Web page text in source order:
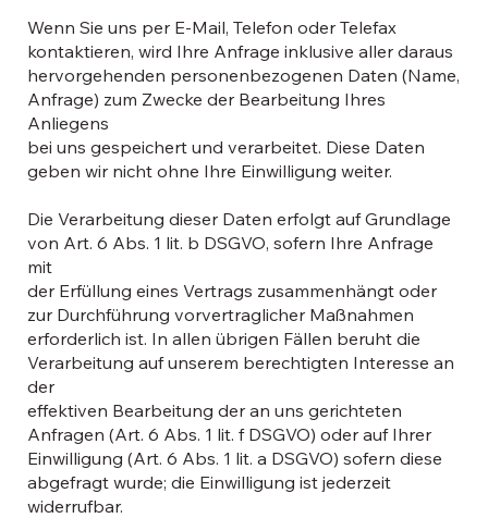
Wenn Sie uns per E-Mail, Telefon oder Telefax
kontaktieren, wird Ihre Anfrage inklusive aller daraus
hervorgehenden personenbezogenen Daten (Name,
Anfrage) zum Zwecke der Bearbeitung Ihres
Anliegens
bei uns gespeichert und verarbeitet. Diese Daten
geben wir nicht ohne Ihre Einwilligung weiter.
Die Verarbeitung dieser Daten erfolgt auf Grundlage
von Art. 6 Abs. 1 lit. b DSGVO, sofern Ihre Anfrage
mit
der Erfüllung eines Vertrags zusammenhängt oder
zur Durchführung vorvertraglicher Maßnahmen
erforderlich ist. In allen übrigen Fällen beruht die
Verarbeitung auf unserem berechtigten Interesse an
der
effektiven Bearbeitung der an uns gerichteten
Anfragen (Art. 6 Abs. 1 lit. f DSGVO) oder auf Ihrer
Einwilligung (Art. 6 Abs. 1 lit. a DSGVO) sofern diese
abgefragt wurde; die Einwilligung ist jederzeit
widerrufbar.